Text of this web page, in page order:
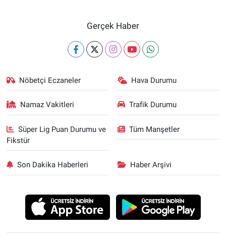
Gerçek Haber
Nöbetçi Eczaneler Hava Durumu
Namaz Vakitleri Trafik Durumu
Süper Lig Puan Durumu ve
Fikstür
Tüm Manşetler
Son Dakika Haberleri Haber Arşivi